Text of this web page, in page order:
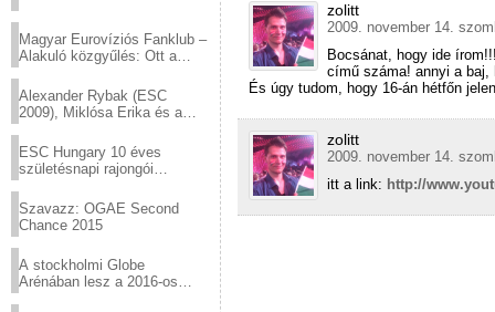
Magyar Eurovíziós Fanklub –
Alakuló közgyűlés: Ott a
Alexander Rybak (ESC
2009), Miklósa Erika és a
sztárjai a Margitszigeten
ESC Hungary 10 éves
születésnapi rajongói
Szavazz: OGAE Second
Chance 2015
A stockholmi Globe
Arénában lesz a 2016-os
zolitt
2009. november 14.
Bocsánat, hogy ide
című száma! annyi a
És úgy tudom, hogy 16-án hétfőn
zolitt
2009. november 14.
itt a link: http://